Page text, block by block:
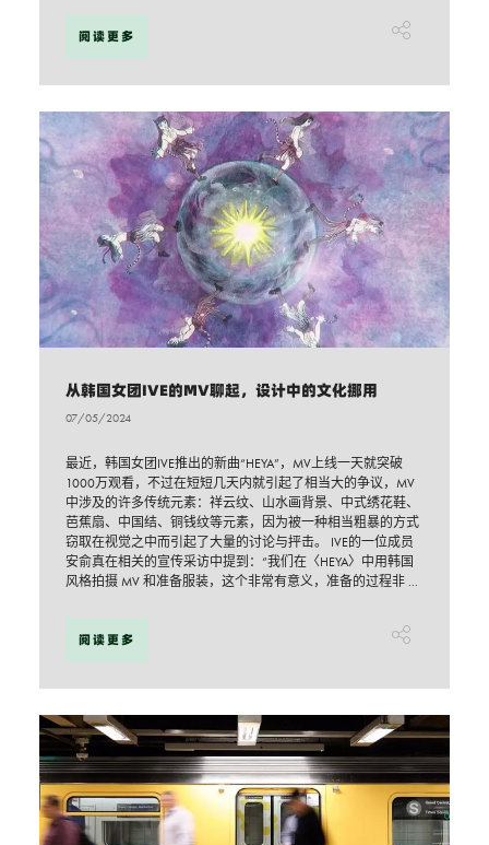
阅读更多
从韩国女团IVE的MV聊起，设计中的文化挪用
07/05/2024
最近，韩国女团IVE推出的新曲“HEYA”，MV上线一天就突破
1000万观看，不过在短短几天内就引起了相当大的争议，MV
中涉及的许多传统元素：祥云纹、山水画背景、中式绣花鞋、
芭蕉扇、中国结、铜钱纹等元素，因为被一种相当粗暴的方式
窃取在视觉之中而引起了大量的讨论与抨击。 IVE的一位成员
安俞真在相关的宣传采访中提到：“我们在〈HEYA〉中用韩国
风格拍摄 MV 和准备服装，这个非常有意义，准备的过程非 ...
阅读更多